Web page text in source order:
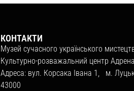
КОНТАКТИ
Музей сучасного українського
Культурно-розважальний центр
Адреса: вул. Корсака Івана 1, м.
43000